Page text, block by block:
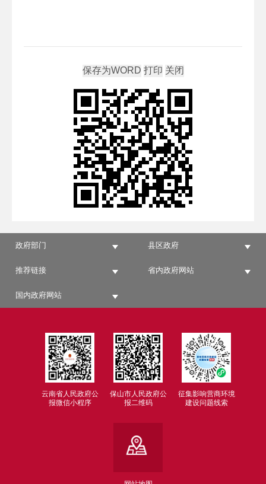
政府部门 县区政府
推荐链接 省内政府网站
国内政府网站
云南省人民政府公
报微信小程序
保山市人民政府公
报二维码
征集影响营商环境
建设问题线索